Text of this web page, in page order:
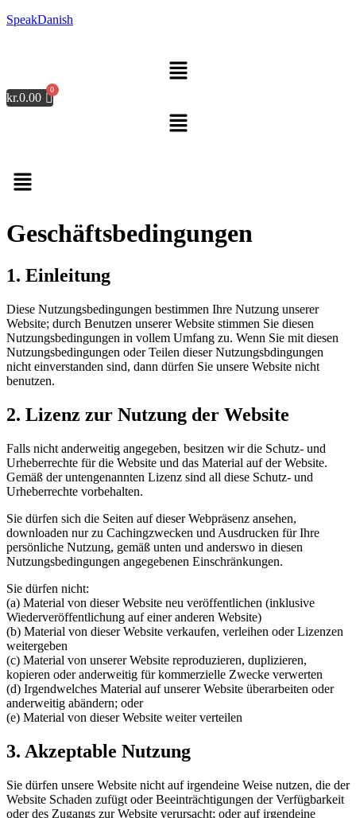
SpeakDanish
Menü
kr.0.00
Menü
Geschäftsbedingungen
1. Einleitung
Diese Nutzungsbedingungen bestimmen Ihre Nutzung unserer
Website; durch Benutzen unserer Website stimmen Sie diesen
Nutzungsbedingungen in vollem Umfang zu. Wenn Sie mit diesen
Nutzungsbedingungen oder Teilen dieser Nutzungsbdingungen
nicht einverstanden sind, dann dürfen Sie unsere Website nicht
benutzen.
2. Lizenz zur Nutzung der Website
Falls nicht anderweitig angegeben, besitzen wir die Schutz- und
Urheberrechte für die Website und das Material auf der Website.
Gemäß der untengenannten Lizenz sind all diese Schutz- und
Urheberrechte vorbehalten.
Sie dürfen sich die Seiten auf dieser Webpräsenz ansehen,
downloaden nur zu Cachingzwecken und Ausdrucken für Ihre
persönliche Nutzung, gemäß unten und anderswo in diesen
Nutzungsbedingungen angegebenen Einschränkungen.
Sie dürfen nicht:
(a) Material von dieser Website neu veröffentlichen (inklusive
Wiederveröffentlichung auf einer anderen Website)
(b) Material von dieser Website verkaufen, verleihen oder Lizenzen
weitergeben
(c) Material von unserer Website reproduzieren, duplizieren,
kopieren oder anderweitig für kommerzielle Zwecke verwerten
(d) Irgendwelches Material auf unserer Website überarbeiten oder
anderweitig abändern; oder
(e) Material von dieser Website weiter verteilen
3. Akzeptable Nutzung
Sie dürfen unsere Website nicht auf irgendeine Weise nutzen, die der
Website Schaden zufügt oder Beeinträchtigungen der Verfügbarkeit
oder des Zugangs zur Website verursacht; oder auf irgendeine